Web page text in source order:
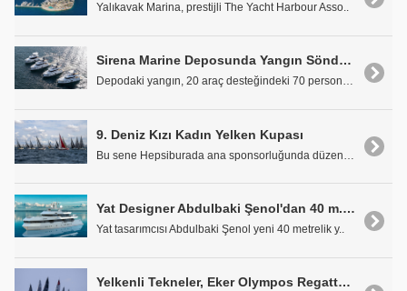
Yalıkavak Marina, prestijli The Yacht Harbour Asso..
Sirena Marine Deposunda Yangın Söndürüldü
Depodaki yangın, 20 araç desteğindeki 70 personell..
9. Deniz Kızı Kadın Yelken Kupası
Yat Designer Abdulbaki Şenol'dan 40 m. Yeni Yat Tasarımı
Yat tasarımcısı Abdulbaki Şenol yeni 40 metrelik y..
Yelkenli Tekneler, Eker Olympos Regatta Yelken Yarışları'nda Buluşacak